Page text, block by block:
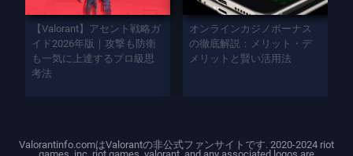
【Valorant】アセント戦略ガ
イド2026年版｜攻撃も防衛
も一気に上達するプロ級思
考法
オンラインカジノボーナス
の徹底解説：メリット・デ
メリットと賢い活用法
Valorantinfo.comはValorantの非公式ファンサイトです. 2020-2024 riot